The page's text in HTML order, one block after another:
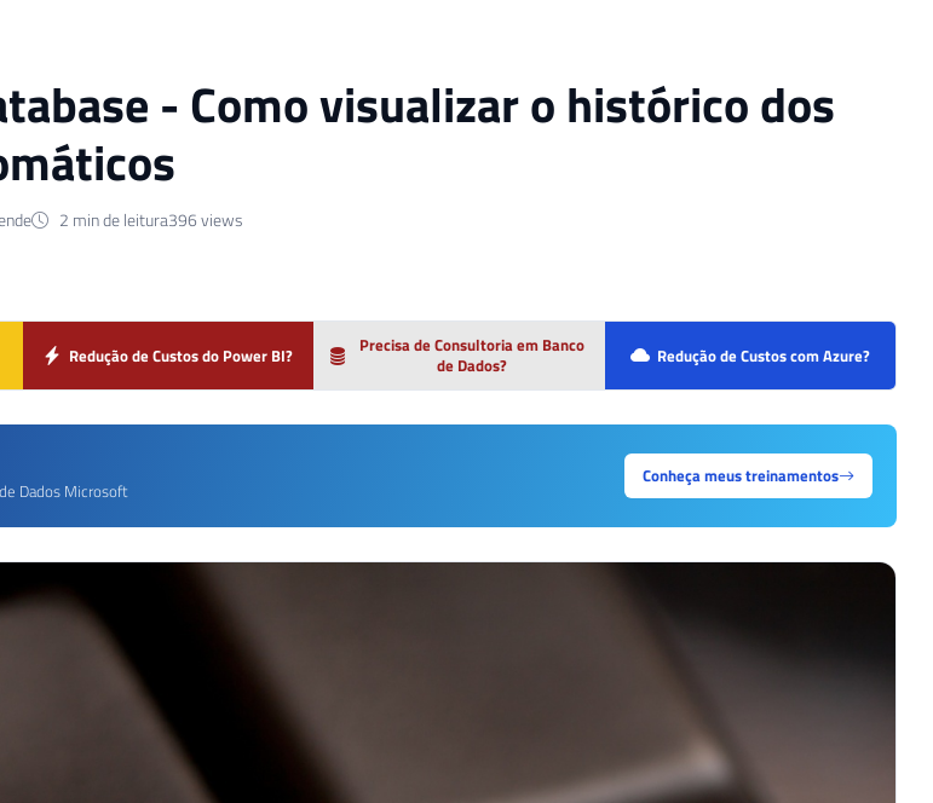
- Como visualizar o histórico dos
2 min de leitura396 views
Redução de Custos do Power BI?
Precisa de Consultoria em Banco
de Dados?
Redução de Custos com Azure?
Dados Microsoft
Conheça meus treinamentos